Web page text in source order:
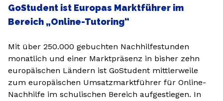
GoStudent ist Europas Marktführer im
Bereich „Online-Tutoring“
Mit über 250.000 gebuchten Nachhilfestunden
monatlich und einer Marktpräsenz in bisher zehn
europäischen Ländern ist GoStudent mittlerweile
zum europäischen Umsatzmarktführer für Online-
Nachhilfe im schulischen Bereich aufgestiegen. In